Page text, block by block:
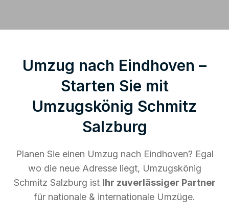
Umzug nach Eindhoven –
Starten Sie mit
Umzugskönig Schmitz
Salzburg
Planen Sie einen Umzug nach Eindhoven? Egal
wo die neue Adresse liegt, Umzugskönig
Schmitz Salzburg ist Ihr zuverlässiger Partner
für nationale & internationale Umzüge.